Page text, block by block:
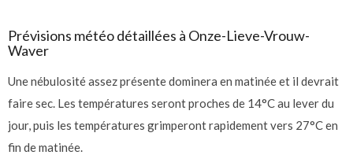
Prévisions météo détaillées à Onze-Lieve-Vrouw-
Waver
Une nébulosité assez présente dominera en matinée et il devrait
faire sec. Les températures seront proches de 14°C au lever du
jour, puis les températures grimperont rapidement vers 27°C en
fin de matinée.